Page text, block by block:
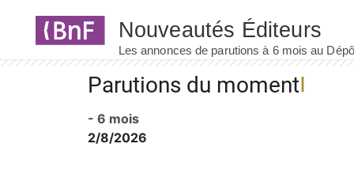
Parutions du moment
- 6 mois
2/8/2026